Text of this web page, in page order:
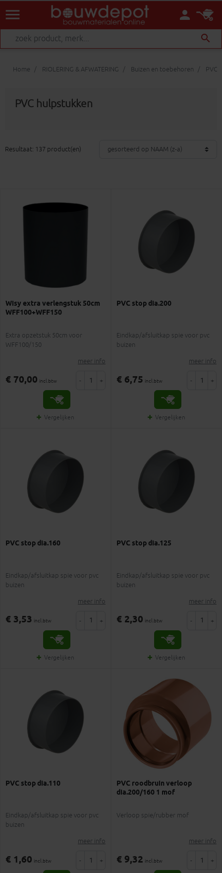
person
menu
search
Home RIOLERING & AFWATERING Buizen en toebehoren PVC
PVC hulpstukken
Resultaat: 137 product(en)
Wisy extra verlengstuk 50cm
WFF100+WFF150
Extra opzetstuk 50cm voor
WFF100/150
meer info
€ 70,00 incl.btw - +
Vergelijken
PVC stop dia.200
Eindkap/afsluitkap spie voor pvc
buizen
meer info
€ 6,75 incl.btw - +
Vergelijken
PVC stop dia.160
Eindkap/afsluitkap spie voor pvc
buizen
meer info
€ 3,53 incl.btw - +
Vergelijken
PVC stop dia.125
Eindkap/afsluitkap spie voor pvc
buizen
meer info
€ 2,30 incl.btw - +
Vergelijken
PVC stop dia.110
Eindkap/afsluitkap spie voor pvc
buizen
meer info
€ 1,60 incl.btw - +
PVC roodbruin verloop
dia.200/160 1 mof
Verloop spie/rubber mof
meer info
€ 9,32 incl.btw - +